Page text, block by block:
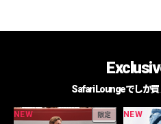
Safari Loungeでしか
NEW 限定 NEW